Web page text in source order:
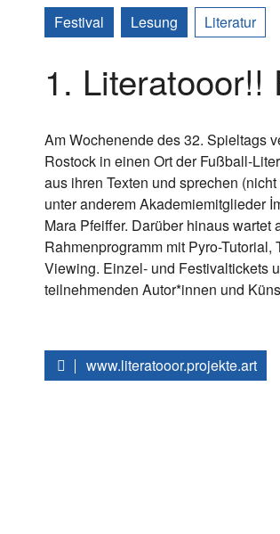
Festival Lesung Literatur
1. Literatooor!!
Am Wochenende des 32. Spieltags
Rostock in einen Ort der Fußball-
aus ihren Texten und sprechen
unter anderem Akademiemitglieder
Mara Pfeiffer. Darüber hinaus
Rahmenprogramm mit Pyro-
Viewing. Einzel- und Festivaltickets
teilnehmenden Autor*innen und
www.literatooor.projekte.art